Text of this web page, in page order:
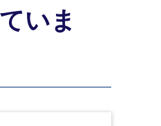
いま